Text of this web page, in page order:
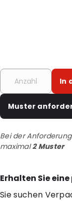
In
Muster
Bei der
maximal2 Muster
Erhalten Sie
Sie suchen